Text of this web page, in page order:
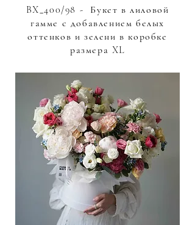
BX_400/98 - Букет в лиловой
гамме с добавлением белых
оттенков и зелени в коробке
размера XL